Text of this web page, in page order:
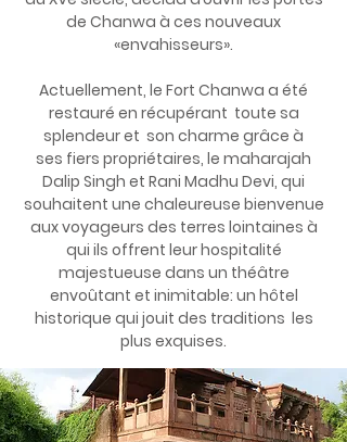
de Chanwa à ces nouveaux
«envahisseurs».
Actuellement, le Fort Chanwa a été
restauré en récupérant toute sa
splendeur et son charme grâce à
ses fiers propriétaires, le maharajah
Dalip Singh et Rani Madhu Devi, qui
souhaitent une chaleureuse bienvenue
aux voyageurs des terres lointaines à
qui ils offrent leur hospitalité
majestueuse dans un théâtre
envoûtant et inimitable: un hôtel
historique qui jouit des traditions les
plus exquises.